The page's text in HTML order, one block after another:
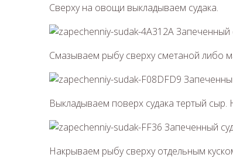
Сверху на овощи выкладываем судака.
Смазываем рыбу сверху сметаной либо
Выкладываем поверх судака тертый
Накрываем рыбу сверху отдельным